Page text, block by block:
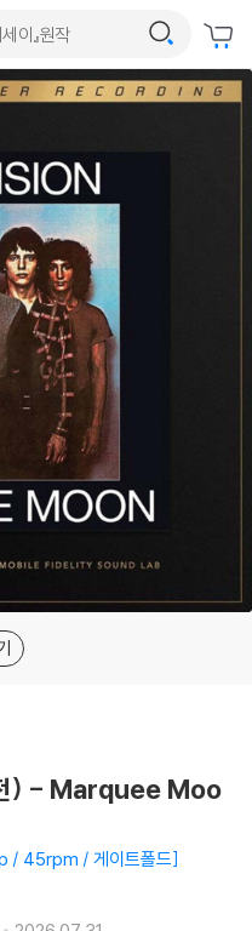
) - Marquee Moo
/ 45rpm / 게이트폴드